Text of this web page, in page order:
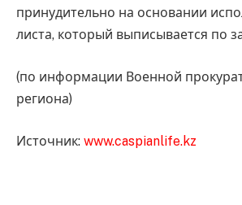
принудительно на основании
листа, который выписывается по
(по информации Военной
региона)
Источник: www.caspianlife.kz